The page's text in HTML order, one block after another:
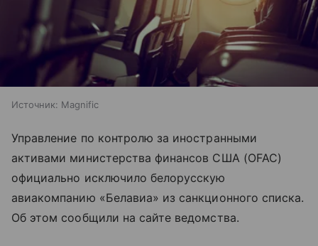
Источник: Magnific
Управление по контролю за иностранными
активами министерства финансов США (OFAC)
официально исключило белорусскую
авиакомпанию «Белавиа» из санкционного списка.
Об этом сообщили на сайте ведомства.